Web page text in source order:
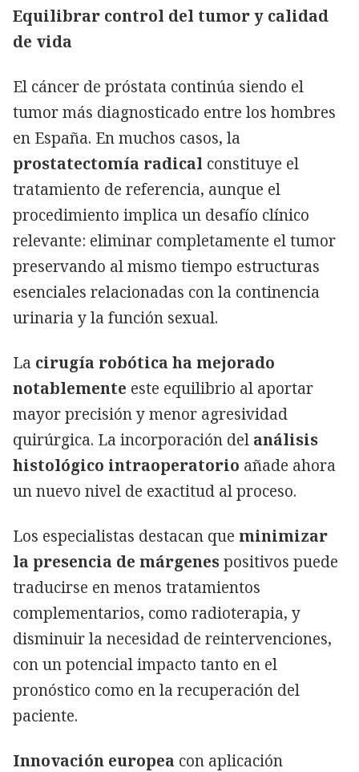
Equilibrar control del tumor y calidad
de vida
El cáncer de próstata continúa siendo el
tumor más diagnosticado entre los hombres
en España. En muchos casos, la
prostatectomía radical constituye el
tratamiento de referencia, aunque el
procedimiento implica un desafío clínico
relevante: eliminar completamente el tumor
preservando al mismo tiempo estructuras
esenciales relacionadas con la continencia
urinaria y la función sexual.
La cirugía robótica ha mejorado
notablemente este equilibrio al aportar
mayor precisión y menor agresividad
quirúrgica. La incorporación del análisis
histológico intraoperatorio añade ahora
un nuevo nivel de exactitud al proceso.
Los especialistas destacan que minimizar
la presencia de márgenespositivos puede
traducirse en menos tratamientos
complementarios, como radioterapia, y
disminuir la necesidad de reintervenciones,
con un potencial impacto tanto en el
pronóstico como en la recuperación del
paciente.
Innovación europea con aplicación